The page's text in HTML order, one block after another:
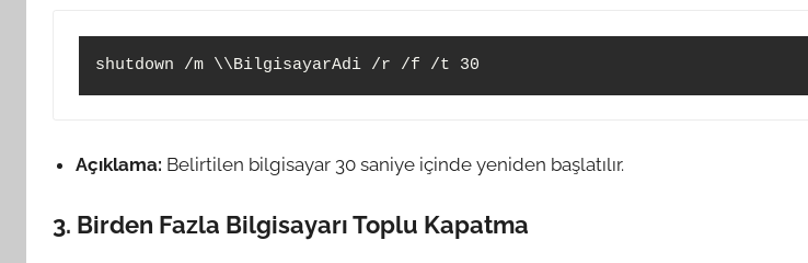
Açıklama: Belirtilen bilgisayar 30 saniye içinde yeniden başlatılır.
3. Birden Fazla Bilgisayarı Toplu Kapatma